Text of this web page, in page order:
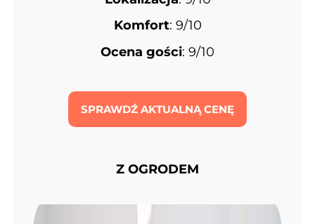
Komfort: 9/10
Ocena gości: 9/10
SPRAWDŹ AKTUALNĄ CENĘ
Z OGRODEM